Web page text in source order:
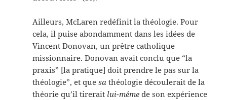
Ailleurs, McLaren redéfinit la théologie. Pour
cela, il puise abondamment dans les idées de
Vincent Donovan, un prêtre catholique
missionnaire. Donovan avait conclu que “la
praxis” [la pratique] doit prendre le pas sur la
théologie”, et quesathéologie découlerait de la
théorie qu’il tirerait lui-mêmede son expérience